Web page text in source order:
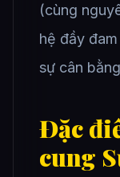
(cùng
hệ đầy
sự cân
Đặc
cung